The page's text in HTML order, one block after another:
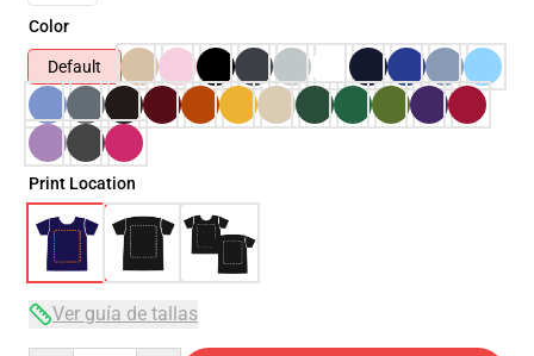
Color
Default
Print Location
Ver guía de tallas